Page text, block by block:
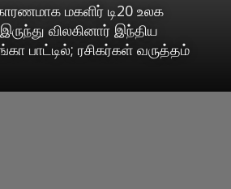
மகளிர் டி20 உலக
விலகினார் இந்திய
பாட்டில்; ரசிகர்கள் வருத்தம்